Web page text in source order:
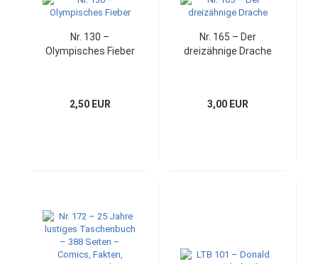
Nr. 130 –
Olympisches Fieber
2,50 EUR
Nr. 165 – Der
dreizähnige Drache
3,00 EUR